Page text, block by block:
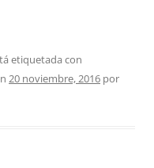
etiquetada con
20 noviembre, 2016 por